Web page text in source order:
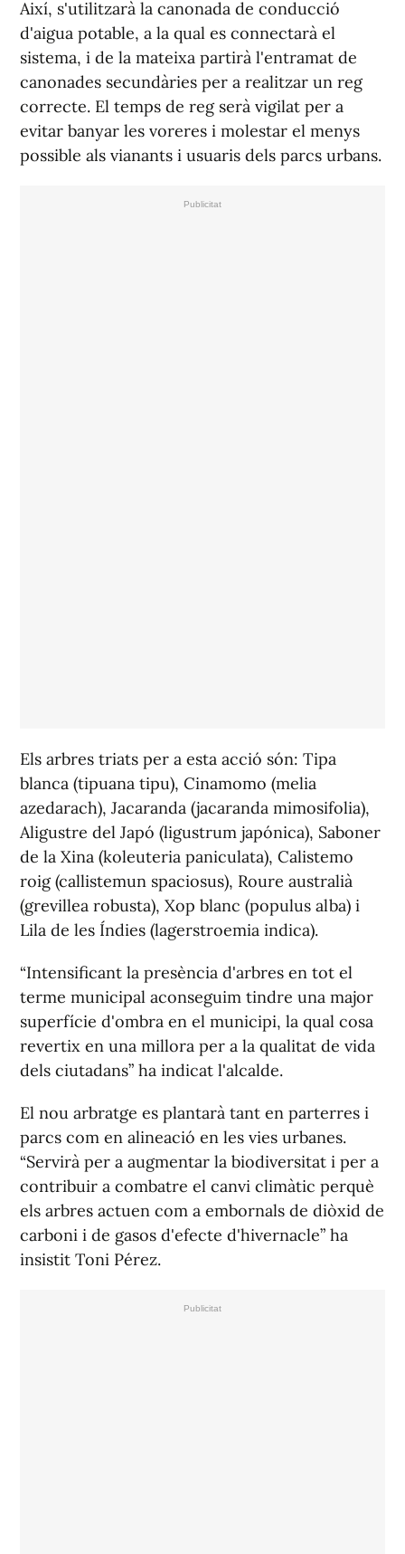
Així, s'utilitzarà la canonada de conducció
d'aigua potable, a la qual es connectarà el
sistema, i de la mateixa partirà l'entramat de
canonades secundàries per a realitzar un reg
correcte. El temps de reg serà vigilat per a
evitar banyar les voreres i molestar el menys
possible als vianants i usuaris dels parcs urbans.
Els arbres triats per a esta acció són: Tipa
blanca (tipuana tipu), Cinamomo (melia
azedarach), Jacaranda (jacaranda mimosifolia),
Aligustre del Japó (ligustrum japónica), Saboner
de la Xina (koleuteria paniculata), Calistemo
roig (callistemun spaciosus), Roure australià
(grevillea robusta), Xop blanc (populus alba) i
Lila de les Índies (lagerstroemia indica).
“Intensificant la presència d'arbres en tot el
terme municipal aconseguim tindre una major
superfície d'ombra en el municipi, la qual cosa
revertix en una millora per a la qualitat de vida
dels ciutadans” ha indicat l'alcalde.
El nou arbratge es plantarà tant en parterres i
parcs com en alineació en les vies urbanes.
“Servirà per a augmentar la biodiversitat i per a
contribuir a combatre el canvi climàtic perquè
els arbres actuen com a embornals de diòxid de
carboni i de gasos d'efecte d'hivernacle” ha
insistit Toni Pérez.